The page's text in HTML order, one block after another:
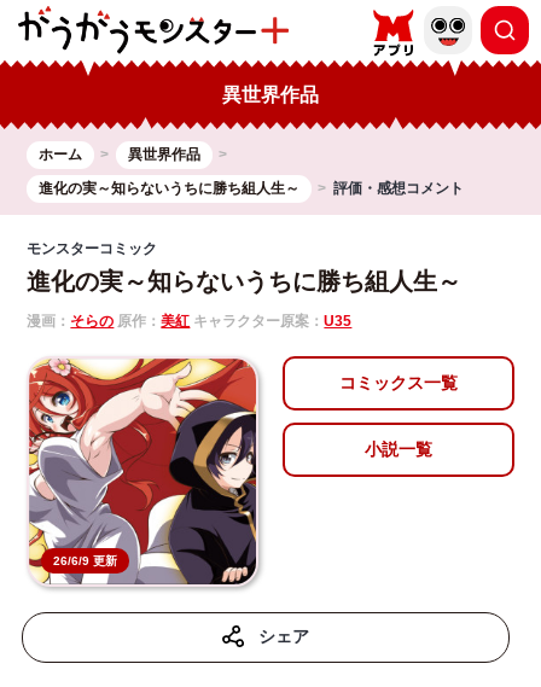
異世界作品
ホーム
異世界作品
進化の実～知らないうちに勝ち組人生～
評価・感想コメント
モンスターコミック
進化の実～知らないうちに勝ち組人生～
漫画： そらの 原作：美紅 キャラクター原案：U35
26/6/9 更新
コミックス一覧
小説一覧
シェア